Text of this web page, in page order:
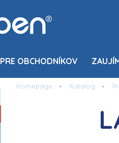
PRE OBCHODNÍKOV
Homepage Katalog